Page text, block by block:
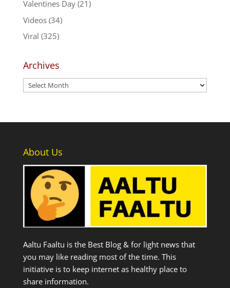
Valentines Day(21)
Videos(34)
Viral (325)
Archives
Archives
About Us
Aaltu Faaltu is the Best Blog & for light news that
you may like reading most of the time. This
initiative is to keep internet as healthy place to
share information.